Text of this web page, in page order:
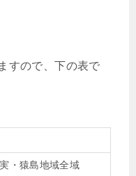
すので、下の表で
・猿島地域全域